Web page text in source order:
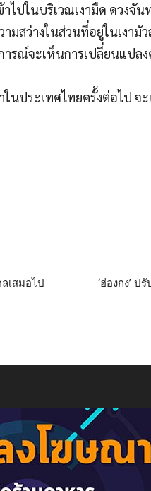
ไปในบริเวณเงามืด ดวงจัน
มสว่างในส่วนที่อยู่ในเงามั
รณ์จะเห็นการเปลี่ยนแปล
ประเทศไทยครั้งต่อไป จ
เสมอไป
‘ฮ่องกง’ ป